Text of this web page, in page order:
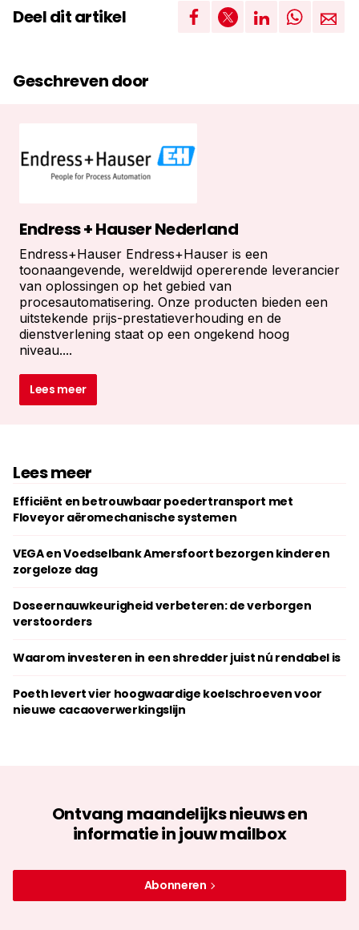
Deel dit artikel
Geschreven door
Endress + Hauser Nederland
Endress+Hauser Endress+Hauser is een
toonaangevende, wereldwijd opererende leverancier
van oplossingen op het gebied van
procesautomatisering. Onze producten bieden een
uitstekende prijs-prestatieverhouding en de
dienstverlening staat op een ongekend hoog
niveau....
Lees meer
Lees meer
Efficiënt en betrouwbaar poedertransport met
Floveyor aëromechanische systemen
VEGA en Voedselbank Amersfoort bezorgen kinderen
zorgeloze dag
Doseernauwkeurigheid verbeteren: de verborgen
verstoorders
Waarom investeren in een shredder juist nú rendabel is
Poeth levert vier hoogwaardige koelschroeven voor
nieuwe cacaoverwerkingslijn
Ontvang maandelijks nieuws en
informatie in jouw mailbox
Abonneren